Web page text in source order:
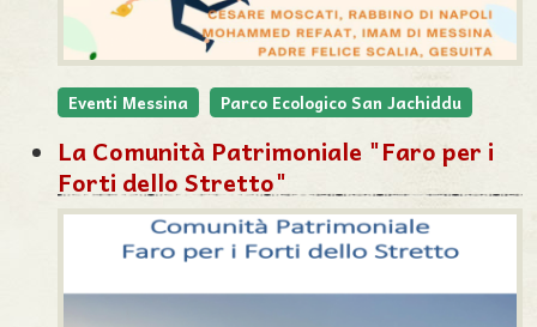
Eventi Messina Parco Ecologico San Jachiddu
La Comunità Patrimoniale "Faro per i
Forti dello Stretto"